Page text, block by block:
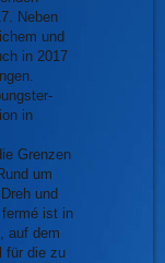
Neben
und
in 2017
in
Grenzen
um
und
ist in
auf dem
für die zu